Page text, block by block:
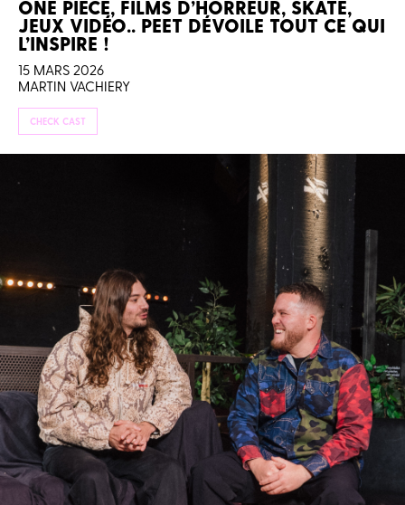
ONE PIECE, FILMS D’HORREUR, SKATE,
JEUX VIDÉO.. PEET DÉVOILE TOUT CE QUI
L’INSPIRE !
15 MARS 2026
MARTIN VACHIERY
CHECK CAST